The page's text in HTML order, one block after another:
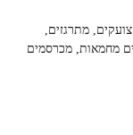
מתרגזים,
מחמאות, מכרסמים